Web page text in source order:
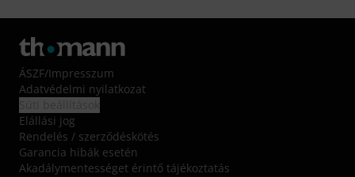
ÁSZF/Impresszum
Adatvédelmi nyilatkozat
Elállási jog
Rendelés / szerződéskötés
Garancia hibák esetén
Akadálymentességet érintő tájékoztatás